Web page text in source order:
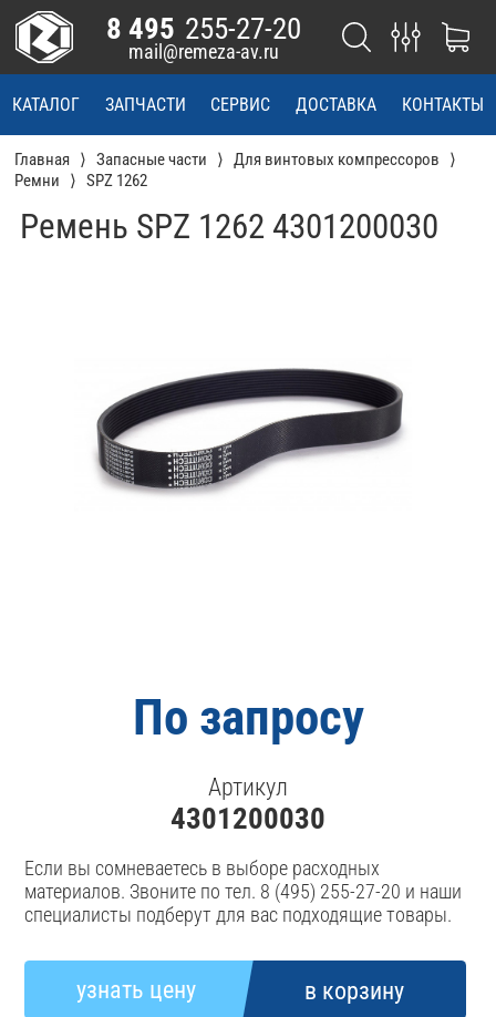
КАТАЛОГ ЗАПЧАСТИ СЕРВИС ДОСТАВКА КОНТАКТЫ
8 495 255-27-20
mail@remeza-av.ru
Главная Запасные части
Для винтовых компрессоров
Ремни
SPZ 1262
Ремень SPZ 1262 4301200030
По запросу
Артикул
4301200030
Если вы сомневаетесь в выборе расходных
материалов. Звоните по тел. 8 (495) 255-27-20 и наши
специалисты подберут для вас подходящие товары.